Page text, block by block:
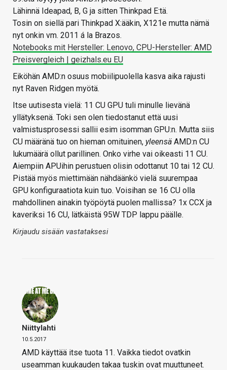
Lähinnä Ideapad, B, G ja sitten Thinkpad E:tä.
Tosin on siellä pari Thinkpad X:ääkin, X121e mutta nämä
nyt onkin vm. 2011 á la Brazos.
Notebooks mit Hersteller: Lenovo, CPU-Hersteller: AMD
Preisvergleich | geizhals.eu EU
Eiköhän AMD:n osuus mobiilipuolella kasva aika rajusti
nyt Raven Ridgen myötä.
Itse uutisesta vielä: 11 CU GPU tuli minulle lievänä
yllätyksenä. Toki sen olen tiedostanut että uusi
valmistusprosessi sallii esim isomman GPU:n. Mutta siis
CU määränä tuo on hieman omituinen, yleensä AMD:n CU
lukumäärä ollut parillinen. Onko virhe vai oikeasti 11 CU.
Aiempiin APUihin perustuen olisin odottanut 10 tai 12 CU.
Pistää myös miettimään nähdäänkö vielä suurempaa
GPU konfiguraatiota kuin tuo. Voisihan se 16 CU olla
mahdollinen ainakin työpöytä puolen mallissa? 1x CCX ja
kaveriksi 16 CU, lätkäistä 95W TDP lappu päälle.
Kirjaudu sisään vastataksesi
Niittylahti
10.5.2017
AMD käyttää itse tuota 11. Vaikka tiedot ovatkin
useamman kuukauden takaa tuskin ovat muuttuneet.